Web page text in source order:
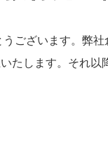
ございます。弊
たします。それ